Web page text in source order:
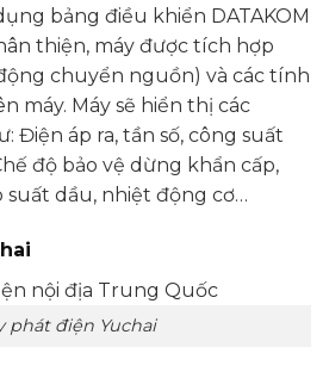
bảng điều khiển DATAKOM
thiện, máy được tích hợp
chuyển nguồn) và các tính
máy. Máy sẽ hiển thị các
Điện áp ra, tần số, công suất
độ bảo vệ dừng khẩn cấp,
suất dầu, nhiệt động cơ…
phát điện Yuchai